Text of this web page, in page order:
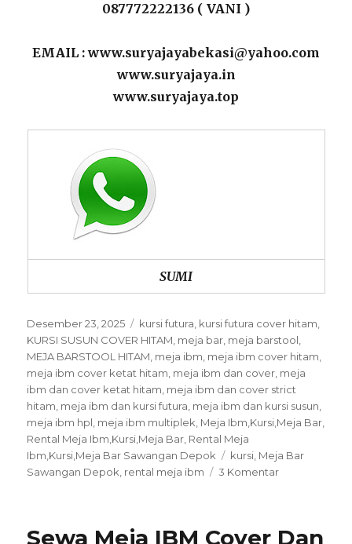
087772222136 ( VANI )
EMAIL : www.suryajayabekasi@yahoo.com
www.suryajaya.in
www.suryajaya.top
SUMI
Posted
on
Desember 23, 2025 Categories
kursi futura kursi futura cover hitam
KURSI SUSUN COVER HITAM meja bar meja barstool
MEJA BARSTOOL HITAM meja ibm meja ibm cover hitam
meja ibm cover ketat hitam meja ibm dan cover meja
ibm dan cover ketat hitam meja ibm dan cover strict
hitam meja ibm dan kursi futura meja ibm dan kursi susun
meja ibm hpl meja ibm multiplek Meja Ibm,Kursi,Meja Bar
Rental Meja Ibm,Kursi,Meja Bar Rental Meja
Ibm,Kursi,Meja Bar Sawangan Depok
Tags
kursi Meja Bar
Sawangan Depok rental meja ibm 3 Komentarpada
Bar
Sewa Meja IBM Cover Dan